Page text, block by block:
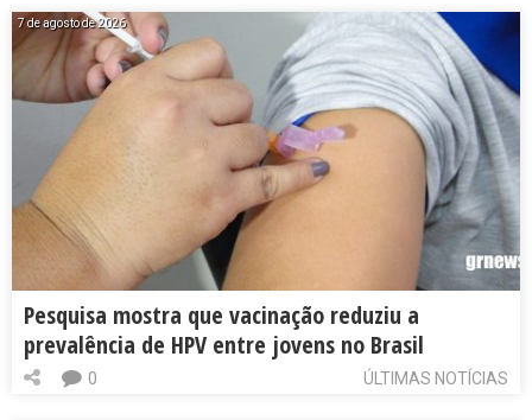
7 de agosto de 2026
Pesquisa mostra que vacinação reduziu a
prevalência de HPV entre jovens no Brasil
ÚLTIMAS NOTÍCIAS
0